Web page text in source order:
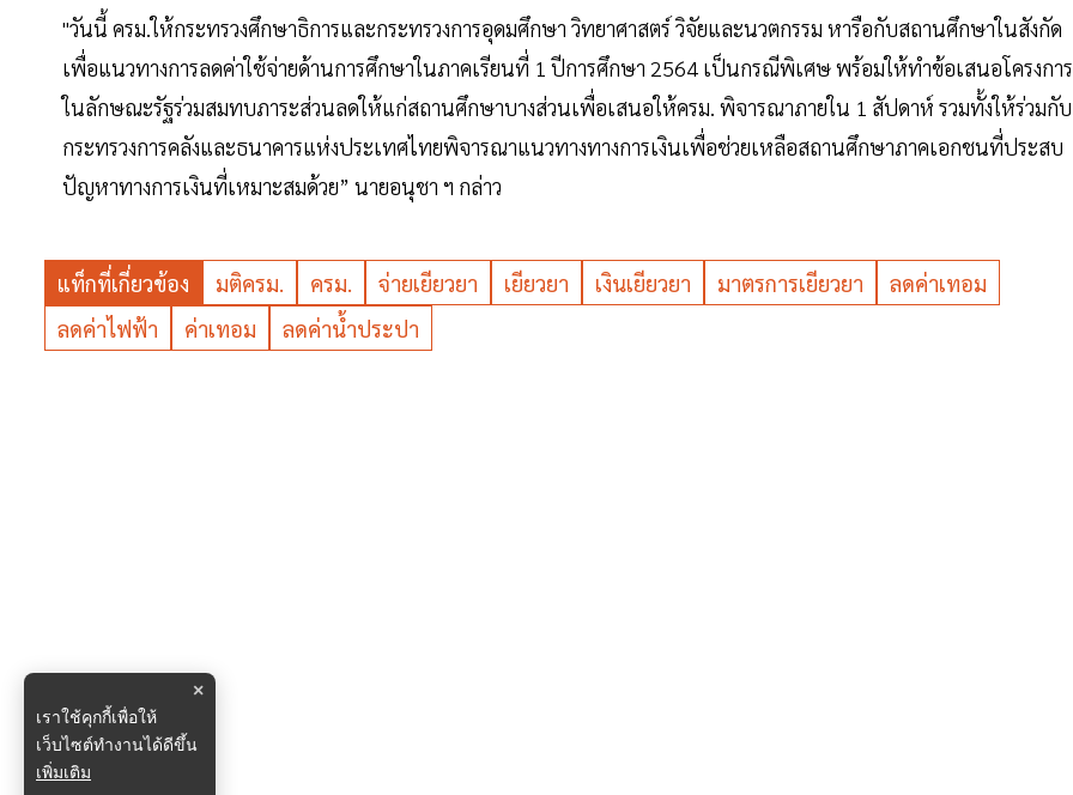
"วันนี้ ครม.ให้กระทรวงศึกษาธิการและกระทรวงการอุดมศึกษา วิทยาศาสตร์ วิจัยและนวตกรรม หารือกับสถานศึกษาในสังกัด
เพื่อแนวทางการลดค่าใช้จ่ายด้านการศึกษาในภาคเรียนที่ 1 ปีการศึกษา 2564 เป็นกรณีพิเศษ พร้อมให้ทำข้อเสนอโครงการ
ในลักษณะรัฐร่วมสมทบภาระส่วนลดให้แก่สถานศึกษาบางส่วนเพื่อเสนอให้ครม. พิจารณาภายใน 1 สัปดาห์ รวมทั้งให้ร่วมกับ
กระทรวงการคลังและธนาคารแห่งประเทศไทยพิจารณาแนวทางทางการเงินเพื่อช่วยเหลือสถานศึกษาภาคเอกชนที่ประสบ
ปัญหาทางการเงินที่เหมาะสมด้วย” นายอนุชา ฯ กล่าว
แท็กที่เกี่ยวข้อง มติครม. ครม. จ่ายเยียวยา เยียวยา เงินเยียวยา มาตรการเยียวยา
ลดค่าเทอม
ลดค่าไฟฟ้า
ค่าเทอม ลดค่าน้ำประปา
×
เราใช้คุกกี้เพื่อให้
เว็บไซต์ทำงานได้ดีขึ้น
เพิ่มเติม